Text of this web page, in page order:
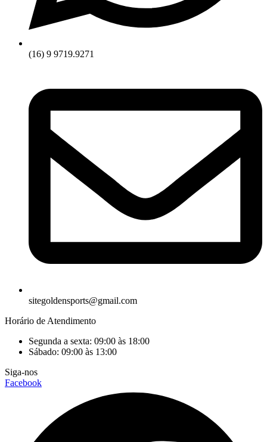
(16) 9 9719.9271
sitegoldensports@gmail.com
Horário de Atendimento
Segunda a sexta: 09:00 às 18:00
Sábado: 09:00 às 13:00
Siga-nos
Facebook